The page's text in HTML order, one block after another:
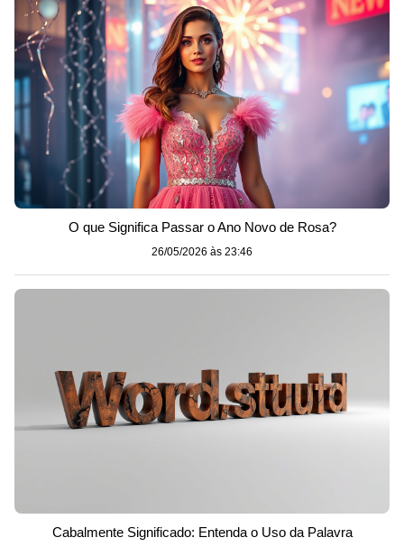
O que Significa Passar o Ano Novo de Rosa?
26/05/2026 às 23:46
Cabalmente Significado: Entenda o Uso da Palavra